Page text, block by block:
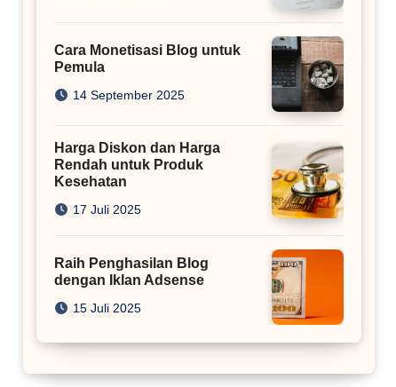
Cara Monetisasi Blog untuk
Pemula
14 September 2025
Harga Diskon dan Harga
Rendah untuk Produk
Kesehatan
17 Juli 2025
Raih Penghasilan Blog
dengan Iklan Adsense
15 Juli 2025